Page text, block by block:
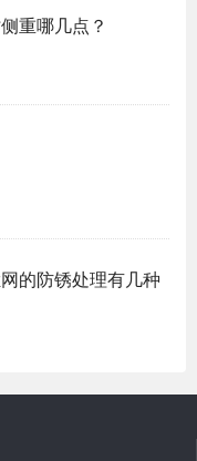
重哪几点？
的防锈处理有几种